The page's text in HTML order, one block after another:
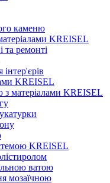
каменю
KREISEL
та ремонті
KREISEL
матеріалами KREISEL
KREISEL
ватою
мозаїчною